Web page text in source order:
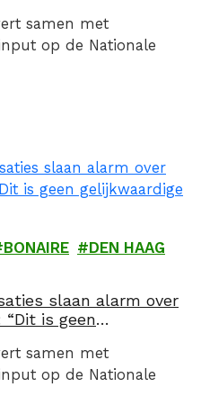
samen met
op de Nationale
BONAIRE
DEN HAAG
slaan alarm over
is geen
samen met
op de Nationale